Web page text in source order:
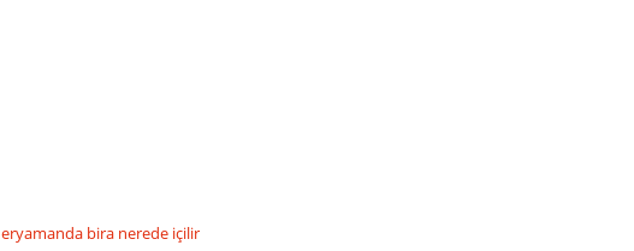
eryamanda bira nerede içilir